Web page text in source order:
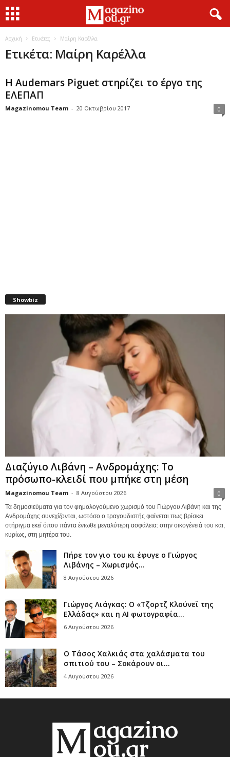
Αρχική Ετικέτες Μαίρη Καρέλλα
Ετικέτα: Μαίρη Καρέλλα
Η Audemars Piguet στηρίζει το έργο της
ΕΛΕΠΑΠ
Magazinomou Team - 20 Οκτωβρίου 2017 0
Showbiz
Διαζύγιο Λιβάνη – Ανδρομάχης: Το
πρόσωπο-κλειδί που μπήκε στη μέση
Magazinomou Team - 8 Αυγούστου 2026 0
Τα δημοσιεύματα για τον φημολογούμενο χωρισμό του Γιώργου Λιβάνη και της
Ανδρομάχης συνεχίζονται, ωστόσο ο τραγουδιστής φαίνεται πως βρίσκει
στήριγμα εκεί όπου πάντα ένιωθε μεγαλύτερη ασφάλεια: στην οικογένειά του και,
κυρίως, στη μητέρα του.
Πήρε τον γιο του κι έφυγε ο Γιώργος
Λιβάνης – Χωρισμός...
8 Αυγούστου 2026
Γιώργος Λιάγκας: Ο «Τζορτζ Κλούνεϊ της
Ελλάδας» και η AI φωτογραφία...
6 Αυγούστου 2026
Ο Τάσος Χαλκιάς στα χαλάσματα του
σπιτιού του – Σοκάρουν οι...
4 Αυγούστου 2026